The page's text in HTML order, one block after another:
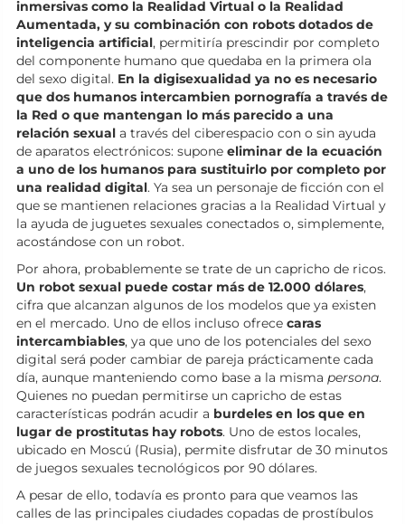
inmersivas como la Realidad Virtual o la Realidad
Aumentada, y su combinación con robots dotados de
inteligencia artificial, permitiría prescindir por completo
del componente humano que quedaba en la primera ola
del sexo digital. En la digisexualidad ya no es necesario
que dos humanos intercambien pornografía a través de
la Red o que mantengan lo más parecido a una
relación sexual a través del ciberespacio con o sin ayuda
de aparatos electrónicos: supone eliminar de la ecuación
a uno de los humanos para sustituirlo por completo por
una realidad digital. Ya sea un personaje de ficción con el
que se mantienen relaciones gracias a la Realidad Virtual y
la ayuda de juguetes sexuales conectados o, simplemente,
acostándose con un robot.
Por ahora, probablemente se trate de un capricho de ricos.
Un robot sexual puede costar más de 12.000 dólares,
cifra que alcanzan algunos de los modelos que ya existen
en el mercado. Uno de ellos incluso ofrece caras
intercambiables, ya que uno de los potenciales del sexo
digital será poder cambiar de pareja prácticamente cada
día, aunque manteniendo como base a la misma persona.
Quienes no puedan permitirse un capricho de estas
características podrán acudir a burdeles en los que en
lugar de prostitutas hay robots. Uno de estos locales,
ubicado en Moscú (Rusia), permite disfrutar de 30 minutos
de juegos sexuales tecnológicos por 90 dólares.
A pesar de ello, todavía es pronto para que veamos las
calles de las principales ciudades copadas de prostíbulos